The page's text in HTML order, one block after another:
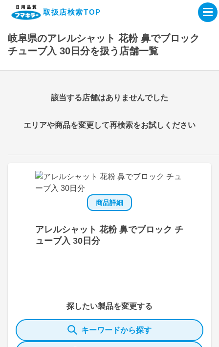
取扱店検索TOP
企業・IR情報サイト
製品情報サイト
オンラインショップ
製品検索はこちら
取扱店検索はこちら
岐阜県のアレルシャット 花粉 鼻でブロック
チューブ入 30日分を扱う店舗一覧
商品詳細
アレルシャット 花粉 鼻でブロック チ
ューブ入 30日分
探したい製品を変更する
キーワードから探す
該当する店舗はありませんでした
エリアや商品を変更して再検索をお試しください